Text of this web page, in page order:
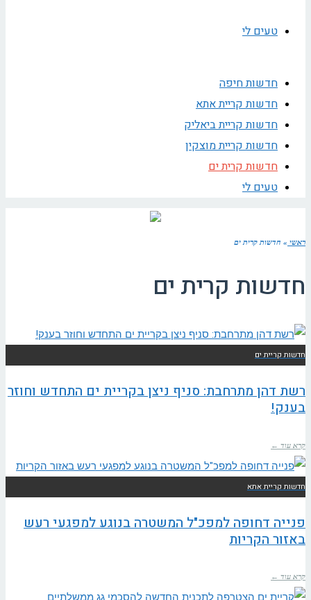
טעים לי
חדשות חיפה
חדשות קריית אתא
חדשות קריית ביאליק
חדשות קריית מוצקין
חדשות קרית ים
טעים לי
ראשי » חדשות קרית ים
חדשות קרית ים
חדשות קריית ים
רשת דהן מתרחבת: סניף ניצן בקריית ים התחדש וחוזר
בענק!
קרא עוד ←
חדשות קריית אתא
פנייה דחופה למפכ"ל המשטרה בנוגע למפגעי רעש
באזור הקריות
קרא עוד ←